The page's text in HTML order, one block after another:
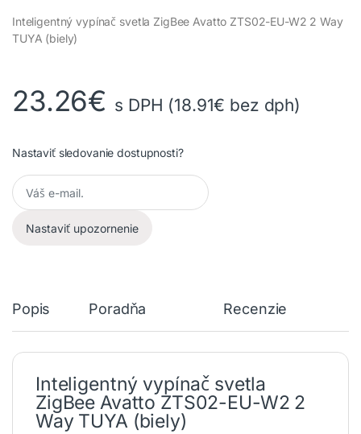
Inteligentný vypínač svetla ZigBee Avatto ZTS02-EU-W2 2 Way
TUYA (biely)
23.26€ s DPH (18.91€ bez dph)
Nastaviť sledovanie dostupnosti?
Nastaviť upozornenie
Popis Poradňa Recenzie
Inteligentný vypínač svetla
ZigBee Avatto ZTS02-EU-W2 2
Way TUYA (biely)